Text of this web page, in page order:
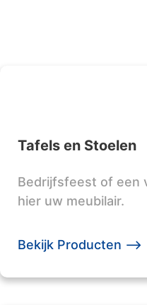
Tafels en Stoelen
Bedrijfsfeest of een
hier uw meubilair.
Bekijk Producten -->